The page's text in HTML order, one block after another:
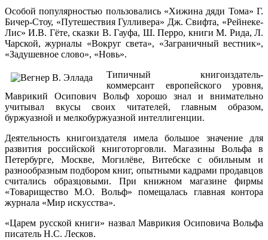
Особой популярностью пользовались «Хижина дяди Тома» Г.
Бичер-Стоу, «Путешествия Гулливера» Дж. Свифта, «Рейнеке-
Лис» И.В. Гёте, сказки В. Гауфа, Ш. Перро, книги М. Рида, Л.
Чарской, журналы «Вокруг света», «Заграничный вестник»,
«Задушевное слово», «Новь».
Типичный книгоиздатель-
коммерсант европейского уровня,
Маврикий Осипович Вольф хорошо знал и внимательно
учитывал вкусы своих читателей, главным образом,
буржуазной и мелкобуржуазной интеллигенции.
Деятельность книгоиздателя имела большое значение для
развития российской книготорговли. Магазины Вольфа в
Петербурге, Москве, Могилёве, Витебске с обильным и
разнообразным подбором книг, опытными кадрами продавцов
считались образцовыми. При книжном магазине фирмы
«Товарищество М.О. Вольф» помещалась главная контора
журнала «Мир искусства».
«Царем русской книги» назвал Маврикия Осиповича Вольфа
писатель Н.С. Лесков.